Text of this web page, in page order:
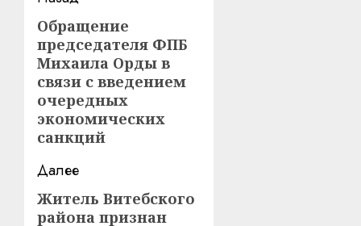
записи
Предыдущая
запись:
Обращение
председателя ФПБ
Михаила Орды в
связи с введением
очередных
экономических
санкций
Далее
Следующая
Житель Витебского
района признан